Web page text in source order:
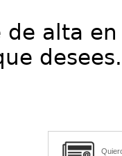
de alta
desees.